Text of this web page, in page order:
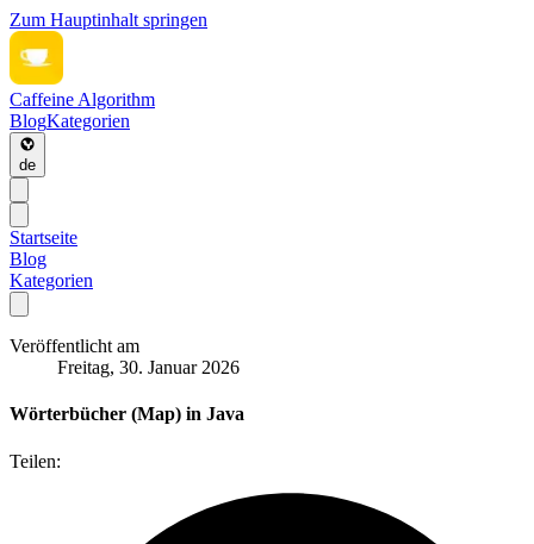
Zum Hauptinhalt springen
Caffeine Algorithm
BlogKategorien
de
Startseite
Blog
Kategorien
Veröffentlicht am
Freitag, 30. Januar 2026
Wörterbücher (Map) in Java
Teilen: